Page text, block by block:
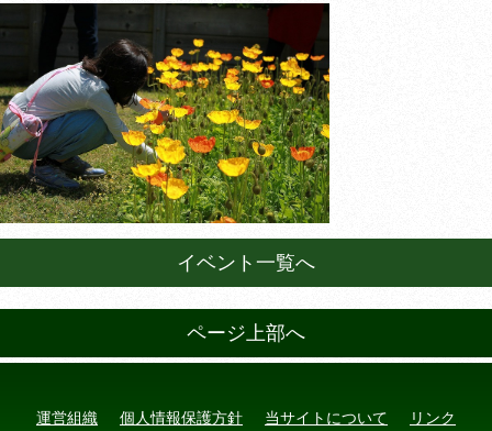
イベント一覧へ
ページ上部へ
運営組織 個人情報保護方針 当サイトについて リンク